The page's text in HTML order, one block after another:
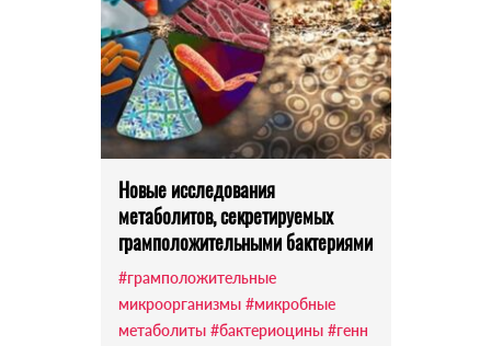
Новые исследования
метаболитов, секретируемых
грамположительными бактериями
#грамположительные
микроорганизмы #микробные
метаболиты #бактериоцины #генн